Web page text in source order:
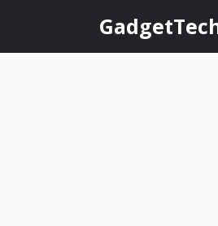
content